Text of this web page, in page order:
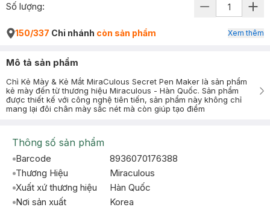
Số lượng:
150/337 Chi nhánh còn sản phẩm Xem thêm
Mô tả sản phẩm
Chì Kẻ Mày & Kẻ Mắt MiraCulous Secret Pen Maker là sản phẩm
kẻ mày đến từ thương hiệu Miraculous - Hàn Quốc. Sản phẩm
được thiết kế với công nghệ tiên tiến, sản phẩm này không chỉ
mang lại đôi chân mày sắc nét mà còn giúp tạo điểm
Thông số sản phẩm
Barcode
8936070176388
Thương Hiệu
Miraculous
Xuất xứ thương hiệu
Hàn Quốc
Nơi sản xuất
Korea